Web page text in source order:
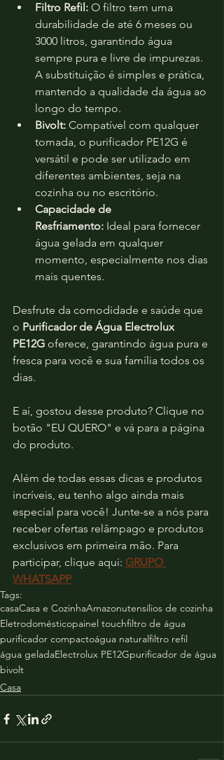
Filtro Refil: O filtro tem uma
durabilidade de até 6 meses ou
3000 litros, garantindo água
sempre pura e livre de impurezas.
A substituição é simples e prática,
mantendo a qualidade da água ao
longo do tempo.
Bivolt: Compatível com qualquer
tomada, o purificador PE12G é
versátil e pode ser utilizado em
diferentes ambientes, seja na
cozinha ou no escritório.
Capacidade de
Resfriamento: Ideal para fornecer
água gelada em qualquer
momento, especialmente nos dias
mais quentes.
Desfrute da comodidade e saúde que
o Purificador de Água Electrolux
PE12G oferece, garantindo água pura e
fresca para você e sua família todos os
dias.
E aí, gostou desse produto? Clique no
botão "EU QUERO" e vá para a página
do produto.
Além de todas essas dicas e produtos
incríveis, eu tenho algo ainda mais
especial para você! Junte-se a nós para
receber ofertas relâmpago e produtos
exclusivos em primeira mão. Para
participar, clique aqui: GRUPO
WHATSAPP
Tags:
casaCasa e CozinhaAmazonutensílios de cozinha
Eletrodomésticopainel touchfiltro de água
purificador compactoágua naturalfiltro refil
água geladaElectrolux PE12Gpurificador de água
bivolt
Casa